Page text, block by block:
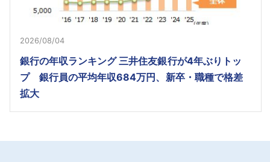
2026/08/04
銀行の年収ランキング 三井住友銀行が4年ぶりトッ
プ 銀行員の平均年収684万円、新卒・職種で格差
拡大